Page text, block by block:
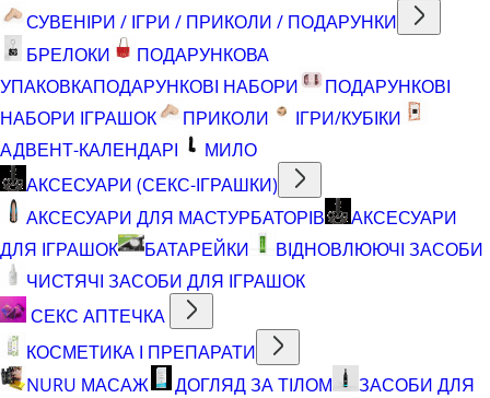
СУВЕНІРИ / ІГРИ / ПРИКОЛИ / ПОДАРУНКИ
БРЕЛОКИ
ПОДАРУНКОВА
УПАКОВКАПОДАРУНКОВІ НАБОРИ
ПОДАРУНКОВІ
НАБОРИ ІГРАШОК
ПРИКОЛИ
ІГРИ/КУБІКИ
АДВЕНТ-КАЛЕНДАРІ
МИЛО
АКСЕСУАРИ (СЕКС-ІГРАШКИ)
АКСЕСУАРИ ДЛЯ МАСТУРБАТОРІВ
АКСЕСУАРИ
ДЛЯ ІГРАШОК
БАТАРЕЙКИ
ВІДНОВЛЮЮЧІ ЗАСОБИ
ЧИСТЯЧІ ЗАСОБИ ДЛЯ ІГРАШОК
СЕКС АПТЕЧКА
КОСМЕТИКА І ПРЕПАРАТИ
NURU МАСАЖ
ДОГЛЯД ЗА ТІЛОМ
ЗАСОБИ ДЛЯ